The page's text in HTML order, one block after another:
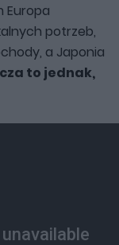
Europa
potrzeb,
a Japonia
to jednak,